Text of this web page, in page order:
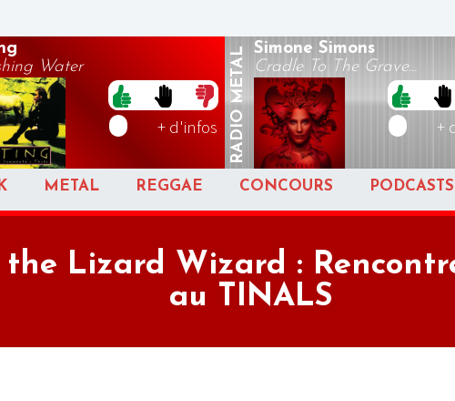
Water
+ d'infos RADIO
METAL Simone Simons
Cradle To The Grave...
+
METAL REGGAE CONCOURS PODCASTS
Lizard Wizard :
au TINALS